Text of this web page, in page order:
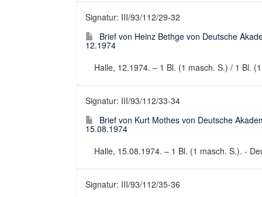
Signatur: III/93/112/29-32
Brief von Heinz Bethge von Deutsche
12.1974
Halle, 12.1974. – 1 Bl. (1 masch. S.) / 1 Bl.
Signatur: III/93/112/33-34
Brief von Kurt Mothes von Deutsche
15.08.1974
Halle, 15.08.1974. – 1 Bl. (1 masch. S.). -
Signatur: III/93/112/35-36